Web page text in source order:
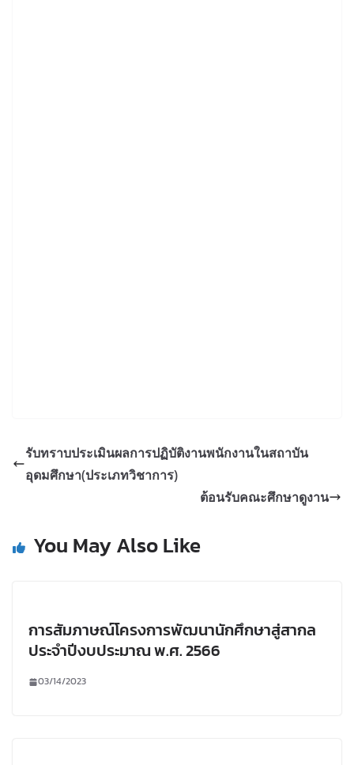
รับทราบประเมินผลการปฏิบัติงานพนักงานในสถาบัน
อุดมศึกษา(ประเภทวิชาการ)
ต้อนรับคณะศึกษาดูงาน
You May Also Like
การสัมภาษณ์โครงการพัฒนานักศึกษาสู่สากล
ประจำปีงบประมาณ พ.ศ. 2566
03/14/2023